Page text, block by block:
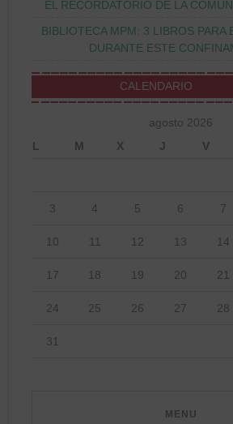
EL RECORDATORIO DE LA
BIBLIOTECA MPM: 3 LIBROS PARA
DURANTE ESTE
CALENDARIO
agosto 2026
L
M X J V
3 4 5 6 7
10 11 12 13 14
17 18 19 20 21
24 25 26 27 28
31